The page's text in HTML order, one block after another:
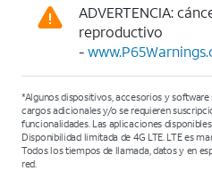
ADVERTENCIA:
reproductivo
-
*Algunos dispositivos, accesorios y software
cargos adicionales y/o se requieren
funcionalidades. Las aplicaciones
Disponibilidad limitada de 4G LTE. LTE es
Todos los tiempos de llamada, datos y en
red.